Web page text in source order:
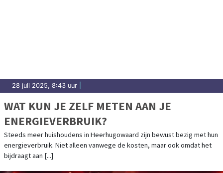
28 juli 2025, 8:43 uur
WAT KUN JE ZELF METEN AAN JE
ENERGIEVERBRUIK?
Steeds meer huishoudens in Heerhugowaard zijn bewust bezig met hun
energieverbruik. Niet alleen vanwege de kosten, maar ook omdat het
bijdraagt aan [...]